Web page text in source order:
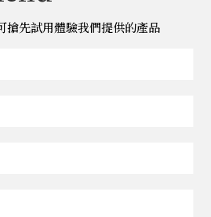
先試用體驗我們提供的產品